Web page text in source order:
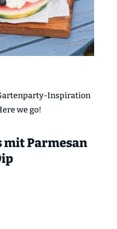
Inspiration
we go!
mit Parmesan